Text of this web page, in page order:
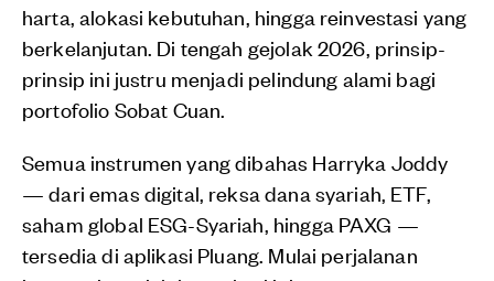
harta, alokasi kebutuhan, hingga reinvestasi yang
berkelanjutan. Di tengah gejolak 2026, prinsip-
prinsip ini justru menjadi pelindung alami bagi
portofolio Sobat Cuan.
Semua instrumen yang dibahas Harryka Joddy
— dari emas digital, reksa dana syariah, ETF,
saham global ESG-Syariah, hingga PAXG —
tersedia di aplikasi Pluang. Mulai perjalanan